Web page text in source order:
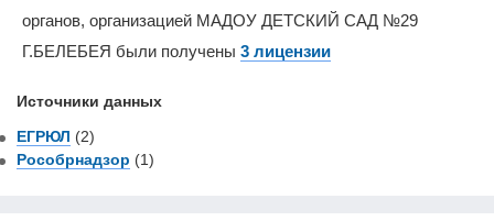
органов, организацией МАДОУ ДЕТСКИЙ САД №29
Г.БЕЛЕБЕЯ были получены 3 лицензии
Источники данных
ЕГРЮЛ (2)
Рособрнадзор (1)